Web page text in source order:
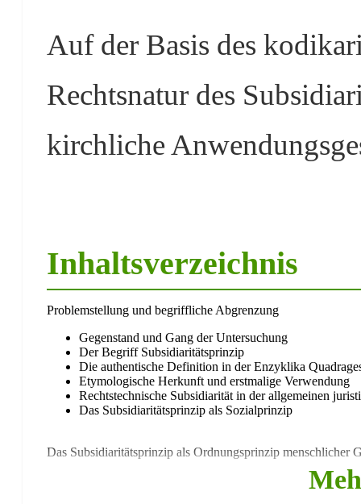
Auf der Basis des
Rechtsnatur des
kirchliche
Inhaltsverzeichnis
Problemstellung und begriffliche Abgrenzung
Gegenstand und Gang der Untersuchung
Der Begriff Subsidiaritätsprinzip
Die authentische Definition in der Enzyklika
Etymologische Herkunft und erstmalige Verwendung
Rechtstechnische Subsidiarität in der allgemeinen
Das Subsidiaritätsprinzip als Sozialprinzip
Das Subsidiaritätsprinzip als Ordnungsprinzip menschlicher
Subsidiaritätsprinzip als Sozialprinzip in der